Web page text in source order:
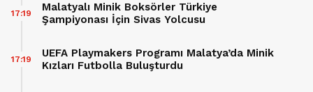
Malatyalı Minik Boksörler Türkiye
Şampiyonası İçin Sivas Yolcusu
17:19
UEFA Playmakers Programı Malatya’da Minik
Kızları Futbolla Buluşturdu
17:19